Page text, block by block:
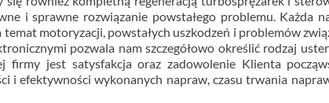
i sprawne rozwiązanie powstałego problemu. Każda
motoryzacji, powstałych uszkodzeń i problemów
pozwala nam szczegółowo określić rodzaj
firmy jest satysfakcja oraz zadowolenie Klienta
i efektywności wykonanych napraw, czasu trwania